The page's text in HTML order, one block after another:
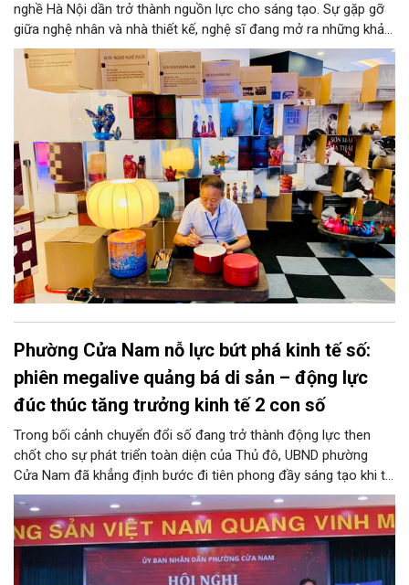
nghề Hà Nội dần trở thành nguồn lực cho sáng tạo. Sự gặp gỡ
giữa nghệ nhân và nhà thiết kế, nghệ sĩ đang mở ra những khả
năng phát triển mới cho thủ công đương đại trên nền tảng di
sản. Từ những cuộc “kết duyên” đầy cảm hứng ấy, Hà Nội đang
khơi thông mạch ngầm của hệ sinh thái thủ công, biến vốn cổ
thành động lực bền vững cho tương lai.
Phường Cửa Nam nỗ lực bứt phá kinh tế số:
phiên megalive quảng bá di sản – động lực
đúc thúc tăng trưởng kinh tế 2 con số
Trong bối cảnh chuyển đổi số đang trở thành động lực then
chốt cho sự phát triển toàn diện của Thủ đô, UBND phường
Cửa Nam đã khẳng định bước đi tiên phong đầy sáng tạo khi tổ
chức phiên livestream đặc biệt với chủ đề: “MEGALIVE -
Phường Cửa Nam – Khám phá di sản, kết nối văn hóa”. Sự kiện
diễn ra ngày 31/7 do phường Cửa Nam tổ chức đã thu hút sự
quan tâm đông đảo của hàng ngàn cán bộ, đảng viên, người
dân trên kênh TikTok chính thức của UBND phường Cửa Nam và